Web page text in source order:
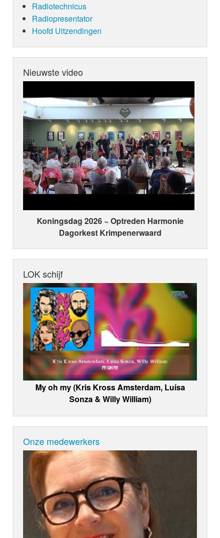
Radiotechnicus
Radiopresentator
Hoofd Uitzendingen
Nieuwste video
Koningsdag 2026 ~ Optreden Harmonie
Dagorkest Krimpenerwaard
LOK schijf
My oh my (Kris Kross Amsterdam, Luísa
Sonza & Willy William)
Onze medewerkers